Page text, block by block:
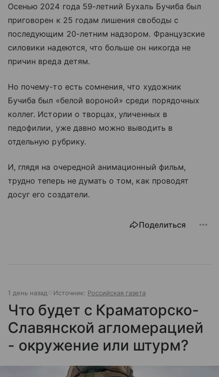
Осенью 2024 года 59-летний Бухаль Бучиба был
приговорен к 25 годам лишения свободы с
последующим 20-летним надзором. Французские
силовики надеются, что больше он никогда не
причин вреда детям.
Но почему-то есть сомнения, что художник
Бучиба был «белой вороной» среди порядочных
коллег. Истории о творцах, уличенных в
педофилии, уже давно можно выводить в
отдельную рубрику.
И, глядя на очередной анимационный фильм,
трудно теперь не думать о том, как проводят
досуг его создатели.
Поделиться
1 день назад Источник: Российская газета
Что будет с Краматорско-
Славянской агломерацией
- окружение или штурм?